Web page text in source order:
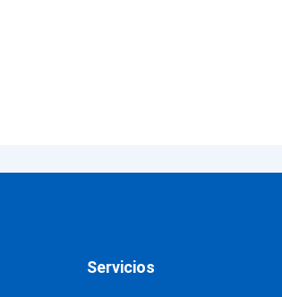
Servicios